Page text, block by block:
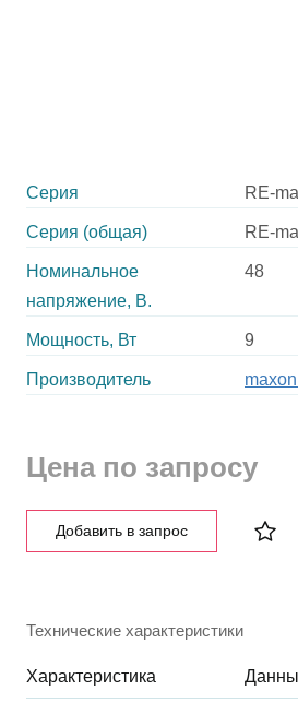
Серия RE-
Серия (общая) RE-
Номинальное
напряжение, В.
48
Мощность, Вт 9
Производитель
Цена по запросу
Добавить в запрос
Технические характеристики
Характеристика